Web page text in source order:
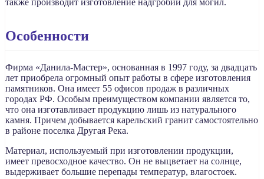
также производит изготовление надгробий для могил.
Особенности
Фирма «Данила-Мастер», основанная в 1997 году, за двадцать
лет приобрела огромный опыт работы в сфере изготовления
памятников. Она имеет 55 офисов продаж в различных
городах РФ. Особым преимуществом компании является то,
что она изготавливает продукцию лишь из натурального
камня. Причем добывается карельский гранит самостоятельно
в районе поселка Другая Река.
Материал, используемый при изготовлении продукции,
имеет превосходное качество. Он не выцветает на солнце,
выдерживает большие перепады температур, влагостоек.